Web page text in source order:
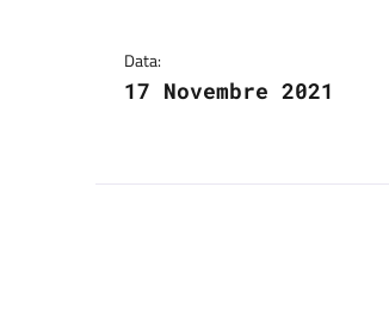
Data:
17 Novembre 2021